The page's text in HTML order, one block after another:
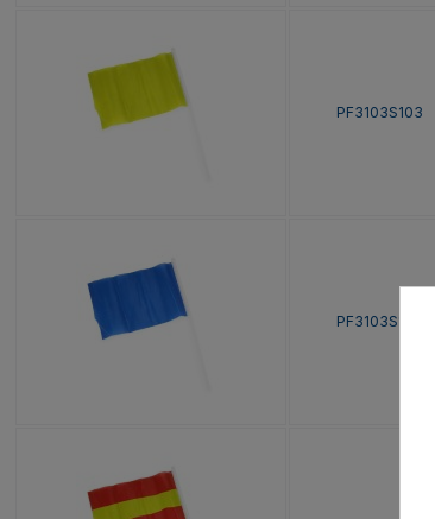
PF3103S103
PF3103S105